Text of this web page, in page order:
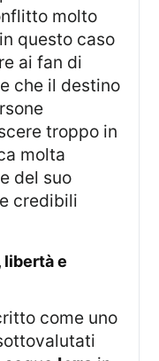
molto
questo caso
ai fan di
che il destino
troppo in
molta
del suo
credibili
come uno